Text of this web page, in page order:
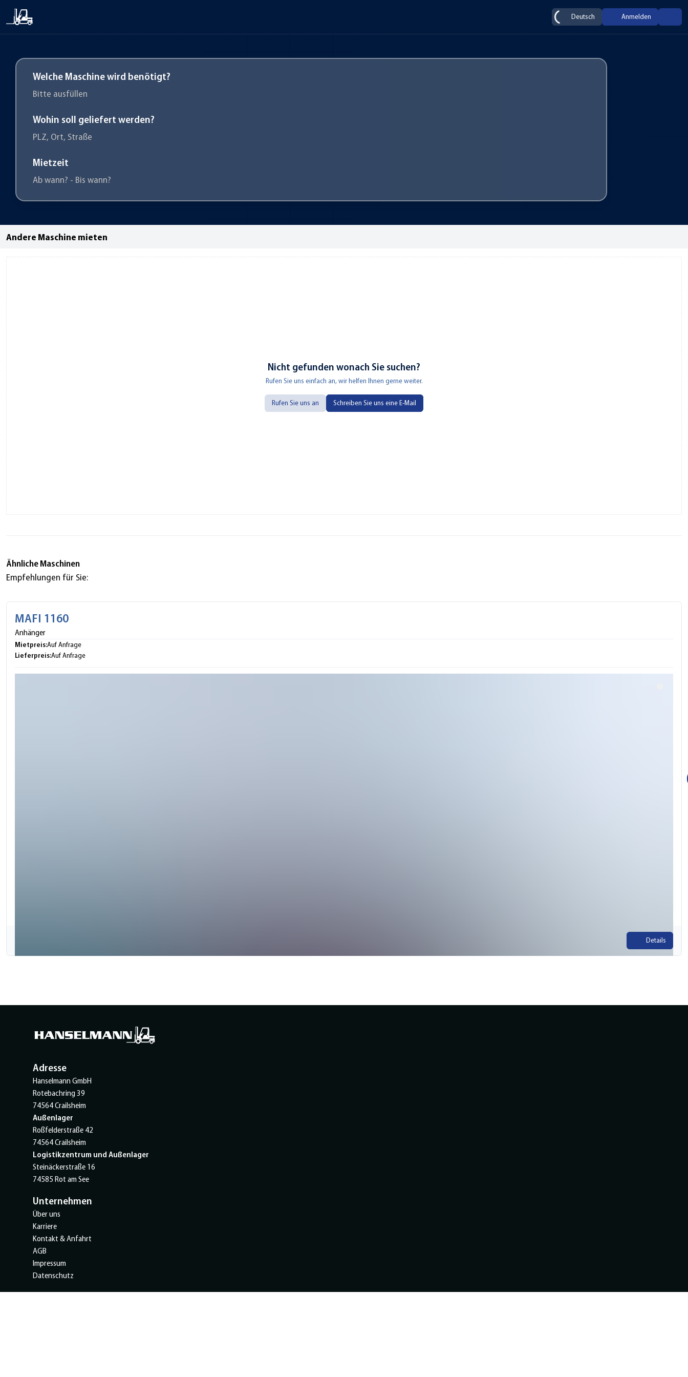
Deutsch Anmelden
Welche Maschine wird benötigt?
Bitte ausfüllen
Wohin soll geliefert werden?
PLZ, Ort, Straße
Mietzeit
Ab wann? - Bis wann?
Andere Maschine mieten
Nicht gefunden wonach Sie suchen?
Rufen Sie uns einfach an, wir helfen Ihnen gerne weiter.
Rufen Sie uns an Schreiben Sie uns eine E-Mail
Ähnliche Maschinen
Empfehlungen für Sie:
MAFI 1160
Anhänger
Mietpreis:Auf Anfrage
Lieferpreis:Auf Anfrage
Details
Adresse
Hanselmann GmbH
Rotebachring 39
74564 Crailsheim
Außenlager
Roßfelderstraße 42
74564 Crailsheim
Logistikzentrum und Außenlager
Steinäckerstraße 16
74585 Rot am See
Unternehmen
Über uns
Karriere
Kontakt & Anfahrt
AGB
Impressum
Datenschutz